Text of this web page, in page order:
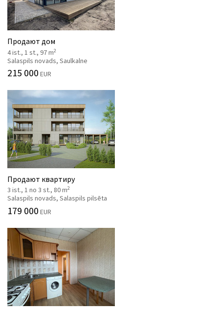
Продают дом
4 ist., 1 st., 97 m2
Salaspils novads, Saulkalne
215 000 EUR
Продают квартиру
3 ist., 1 no 3 st., 80 m2
Salaspils novads, Salaspils pilsēta
179 000 EUR